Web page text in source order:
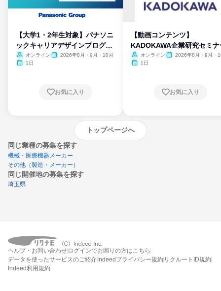
【大学1・2年生対象】パナソニ
ックキャリアデザインプログラ
ム
オンライン
2026年8月・9月・10月
1日
お気に入り
【動画コンテンツ】
KADOKAWA企業研究セミナ
オンライン
2026年8月・9月・
1日
お気に入り
トップページへ
同じ業種の募集を探す
機械・医療機器メーカー
その他（製造・メーカー）
同じ開催地の募集を探す
埼玉県
締切：なし
ヘルプ・お問い合わせ ログインでお困りの方はこちら
データを使ったサービスのご紹介 Indeedプライバシー規約 リクルートID規約
Indeed利用規約